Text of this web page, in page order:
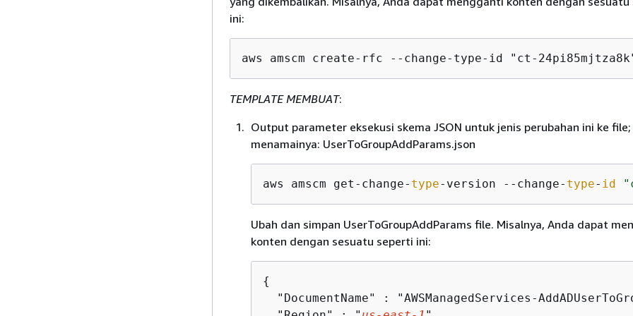
ini:
aws amscm create-rfc --change-type-id "ct-
TEMPLATE MEMBUAT:
Output parameter eksekusi skema JSON untuk jenis perubahan ini ke
menamainya: UserToGroupAddParams.json
aws amscm get-change- type-version --change- type- id
Ubah dan simpan UserToGroupAddParams file. Misalnya, Anda dapat
konten dengan sesuatu seperti ini:
{
"DocumentName" : "AWSManagedServices-